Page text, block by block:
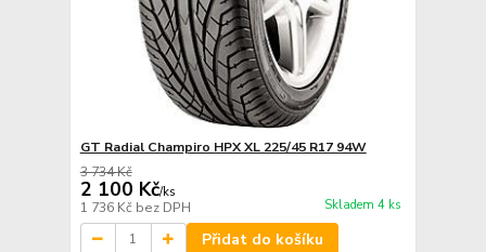
GT Radial Champiro HPX XL 225/45 R17 94W
3 734 Kč
2 100 Kč/ks
1 736 Kč bez DPH Skladem 4 ks
Přidat do košíku